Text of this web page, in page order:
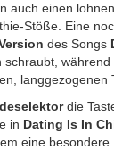
auch einen
Stöße. Eine
des Songs
langgezogenen
die
in Dating Is In
eine